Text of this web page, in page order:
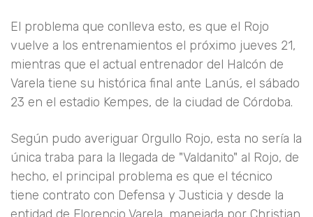
El problema que conlleva esto, es que el Rojo
vuelve a los entrenamientos el próximo jueves 21,
mientras que el actual entrenador del Halcón de
Varela tiene su histórica final ante Lanús, el sábado
23 en el estadio Kempes, de la ciudad de Córdoba.
Según pudo averiguar Orgullo Rojo, esta no sería la
única traba para la llegada de "Valdanito" al Rojo, de
hecho, el principal problema es que el técnico
tiene contrato con Defensa y Justicia y desde la